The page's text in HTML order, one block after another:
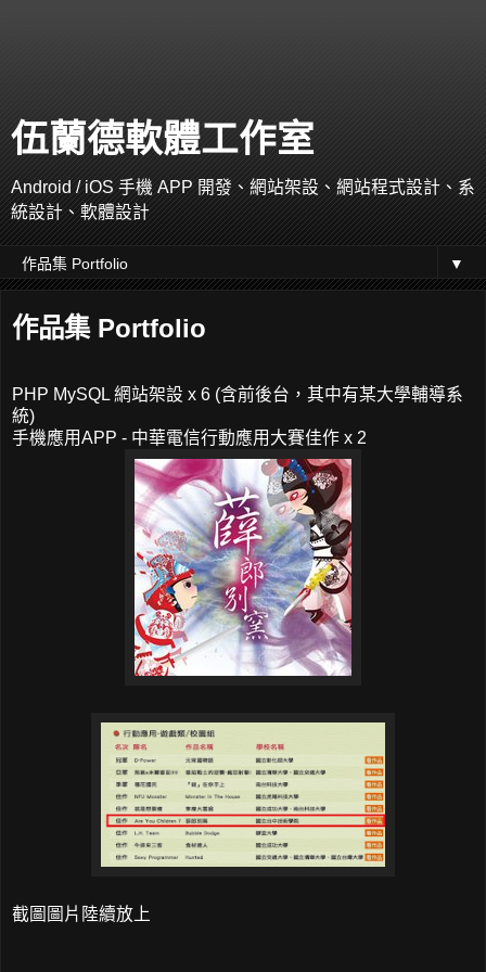
伍蘭德軟體工作室
Android / iOS 手機 APP 開發、網站架設、網站程式設計、系
統設計、軟體設計
▼
作品集 Portfolio
PHP MySQL 網站架設 x 6 (含前後台，其中有某大學輔導系
統)
手機應用APP - 中華電信行動應用大賽佳作 x 2
截圖圖片陸續放上